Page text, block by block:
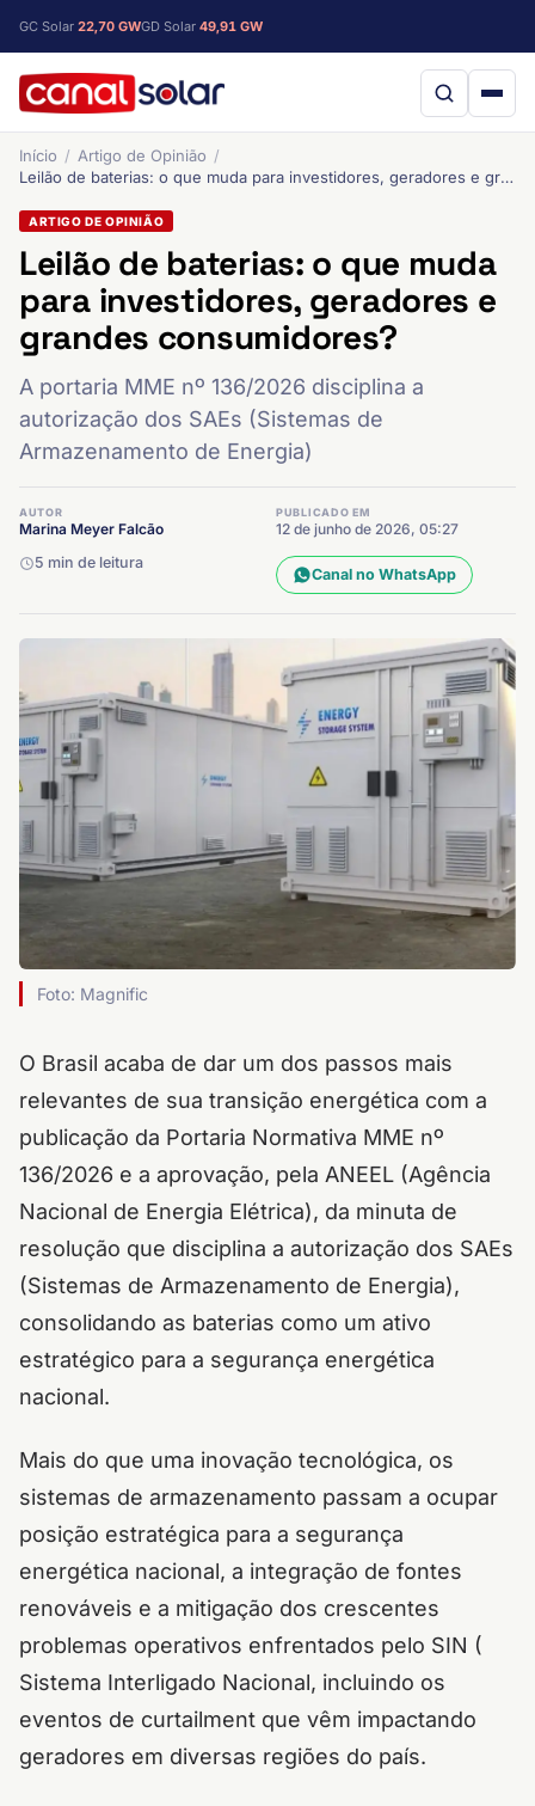
GC Solar 22,70 GWGD Solar 49,91 GW
Início
Artigo de Opinião
Leilão de baterias: o que muda para investidores, geradores e grandes consumidores?
ARTIGO DE OPINIÃO
Leilão de baterias: o que muda
para investidores, geradores e
grandes consumidores?
A portaria MME nº 136/2026 disciplina a
autorização dos SAEs (Sistemas de
Armazenamento de Energia)
AUTOR
Marina Meyer Falcão
PUBLICADO EM
12 de junho de 2026, 05:27
5 min de leitura
Canal no WhatsApp
Foto: Magnific
O Brasil acaba de dar um dos passos mais
relevantes de sua transição energética com a
publicação da Portaria Normativa MME nº
136/2026 e a aprovação, pela ANEEL (Agência
Nacional de Energia Elétrica), da minuta de
resolução que disciplina a autorização dos SAEs
(Sistemas de Armazenamento de Energia),
consolidando as baterias como um ativo
estratégico para a segurança energética
nacional.
Mais do que uma inovação tecnológica, os
sistemas de armazenamento passam a ocupar
posição estratégica para a segurança
energética nacional, a integração de fontes
renováveis e a mitigação dos crescentes
problemas operativos enfrentados pelo SIN (
Sistema Interligado Nacional, incluindo os
eventos de curtailment que vêm impactando
geradores em diversas regiões do país.